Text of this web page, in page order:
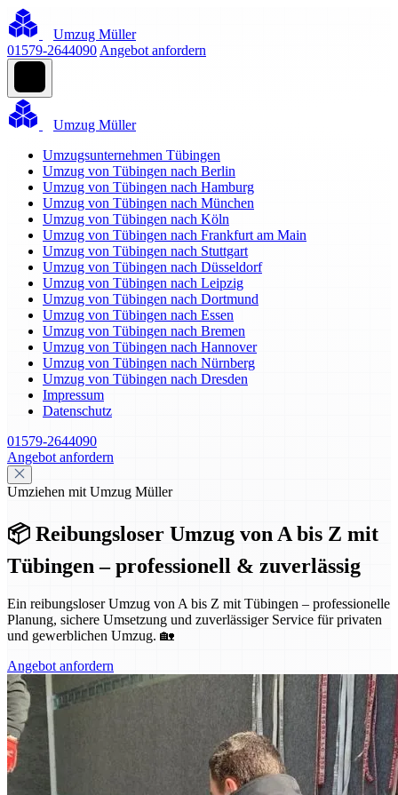
Umzug Müller
01579-2644090 Angebot anfordern
Umzug Müller
Umzugsunternehmen Tübingen
Umzug von Tübingen nach Berlin
Umzug von Tübingen nach Hamburg
Umzug von Tübingen nach München
Umzug von Tübingen nach Köln
Umzug von Tübingen nach Frankfurt am Main
Umzug von Tübingen nach Stuttgart
Umzug von Tübingen nach Düsseldorf
Umzug von Tübingen nach Leipzig
Umzug von Tübingen nach Dortmund
Umzug von Tübingen nach Essen
Umzug von Tübingen nach Bremen
Umzug von Tübingen nach Hannover
Umzug von Tübingen nach Nürnberg
Umzug von Tübingen nach Dresden
Impressum
Datenschutz
01579-2644090
Angebot anfordern
Umziehen mit Umzug Müller
📦 Reibungsloser Umzug von A bis Z mit
Tübingen – professionell & zuverlässig
Ein reibungsloser Umzug von A bis Z mit Tübingen – professionelle
Planung, sichere Umsetzung und zuverlässiger Service für privaten
und gewerblichen Umzug. 🏡
Angebot anfordern